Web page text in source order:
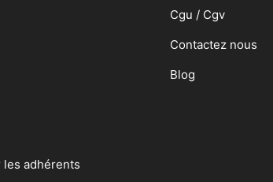
adhérents
Cgu / Cgv
Contactez nous
Blog